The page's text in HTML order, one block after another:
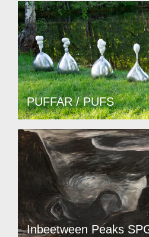
PUFFAR / PUFS
Inbeetween Peaks